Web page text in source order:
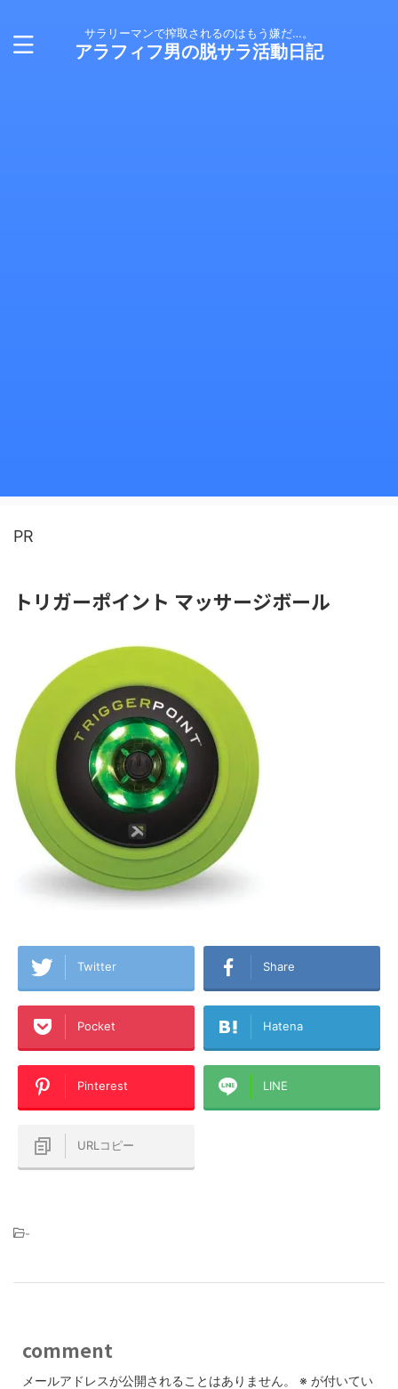
サラリーマンで搾取されるのはもう嫌だ…。
アラフィフ男の脱サラ活動日記
PR
トリガーポイント マッサージボール
Twitter Share
Pocket Hatena
Pinterest LINE
URLコピー
-
comment
メールアドレスが公開されることはありません。 ※ が付いてい